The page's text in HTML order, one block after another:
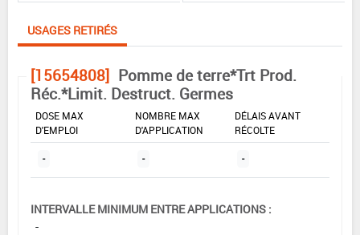
USAGES RETIRÉS
[15654808] Pomme de terre*Trt Prod.
Réc.*Limit. Destruct. Germes
DOSE MAX
D'EMPLOI
NOMBRE MAX
D'APPLICATION
DÉLAIS AVANT
RÉCOLTE
- - -
INTERVALLE MINIMUM ENTRE APPLICATIONS :
-